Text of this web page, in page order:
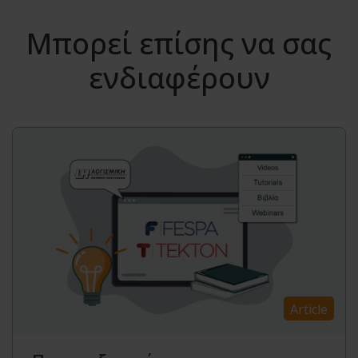
Μπορεί επίσης να σας
ενδιαφέρουν
Article